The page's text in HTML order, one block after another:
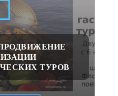
ТУРОВ